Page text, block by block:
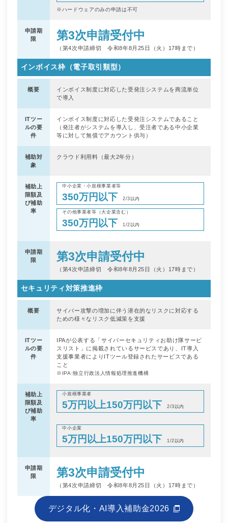
※ハードウェアのみの申請は不可
申請期
限
第3次申請受付中
（第4次申請締切 令和8年8月25日（火）17時まで）
インボイス枠（電子取引類型）
概要
インボイス制度に対応した受発注システムを商流単位
で導入
ITツー
ルの要
件
インボイス制度に対応した受発注システムであること
（発注者がシステムを導入し、受注者である中小企業
等に対して無償でアカウント供与）
補助対
象
クラウド利用料（最大2年分）
補助上
限額及
び補助
率
中小企業・小規模事業者等
350万円以下 2/3以内
その他事業者等（大企業含む）
350万円以下 1/2以内
申請期
限
第3次申請受付中
（第4次申請締切 令和8年8月25日（火）17時まで）
セキュリティ対策推進枠
概要
サイバー攻撃の増加に伴う潜在的なリスクに対応する
ための様々なリスク低減策を支援
ITツー
ルの要
件
IPAが公表する「サイバーセキュリティお助け隊サービ
スリスト」に掲載されているサービスであり、IT導入
支援事業者によりITツール登録されたサービスである
こと
※IPA:独立行政法人情報処理推進機構
補助上
限額及
び補助
率
小規模事業者
5万円以上150万円以下 2/3以内
中小企業
5万円以上150万円以下 1/2以内
申請期
限
第3次申請受付中
（第4次申請締切 令和8年8月25日（火）17時まで）
デジタル化・AI導入補助金2026